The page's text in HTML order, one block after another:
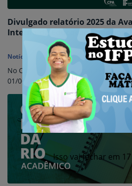
Divulgado relatório 2025 da
Interna da Educação Superior
Notícias 26 de maio de 2026
No Campus Abreu e Lima, relatório
01/06
Isso vai fechar em 16